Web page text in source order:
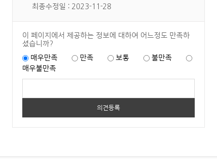
최종수정일 : 2023-11-28
이 페이지에서 제공하는 정보에 대하여 어느정도 만족하
셨습니까?
매우만족
만족 보통
불만족
매우불만족